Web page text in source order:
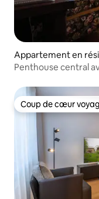
Appartement en
Penthouse central
Coup de cœur
Coup de cœur